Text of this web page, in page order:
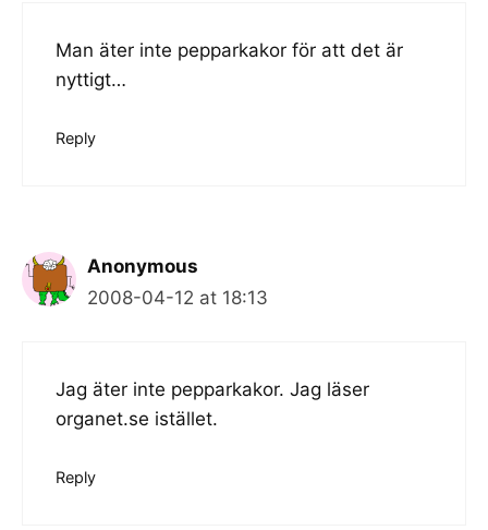
Man äter inte pepparkakor för att det är
nyttigt…
Reply
Anonymous
2008-04-12 at 18:13
Jag äter inte pepparkakor. Jag läser
organet.se istället.
Reply